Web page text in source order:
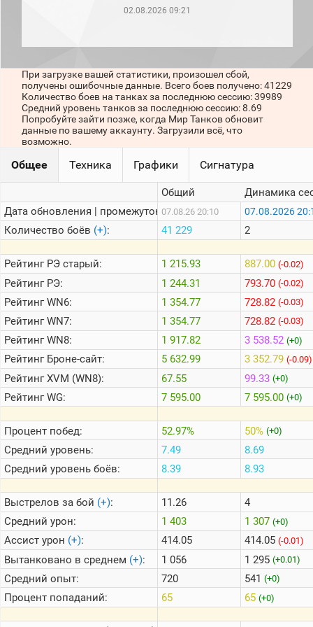
месяц)
игроков
последние
сессии)
1000
стримеров
Информация
Онлайн
Цветовая
шкала
Теlegram
ВК
Портал
Мира
02.08.2026 09:21
При загрузке вашей статистики, произошел сбой,
получены ошибочные данные. Всего боев получено: 41229
Количество боев на танках за последнюю сессию: 39989
Средний уровень танков за последнюю сессию: 8.69
Попробуйте зайти позже, когда Мир Танков обновит
данные по вашему аккаунту. Загрузили всё, что
возможно.
Общее Техника Графики Сигнатура
Дата обновления | промежуток:
Количество боёв (+):
РейтингРЭ старый:
РейтингРЭ:
РейтингWN6:
РейтингWN7:
РейтингWN8:
РейтингБроне-сайт:
РейтингXVM (WN8):
РейтингWG:
Процент побед:
Средний уровень:
Средний уровень боёв:
Выстрелов за бой (+):
Средний урон:
Ассист урон (+):
Вытанковано в среднем (+):
Средний опыт:
Процент попаданий:
Общий
07.08.26 20:10
41 229
1 215.93
1 244.31
1 354.77
1 354.77
1 917.82
5 632.99
67.55
7 595.00
52.97%
7.49
8.39
11.26
1 403
414.05
1 056
720
65
Динамика
07.08.2026
2
887.00 (-0.02)
793.70 (-0.02)
728.82 (-0.03)
728.82 (-0.03)
3 538.52 (+0)
3 352.79 (-0.09)
99.33 (+0)
7 595.00 (+0)
50% (+0)
8.69
8.93
4
1 307 (+0)
414.05 (-0.01)
1 295 (+0.01)
541 (+0)
65 (+0)